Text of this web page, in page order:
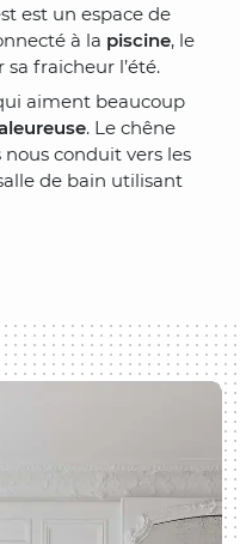
est un espace de
à la piscine, le
fraicheur l’été.
aiment beaucoup
. Le chêne
conduit vers les
de bain utilisant